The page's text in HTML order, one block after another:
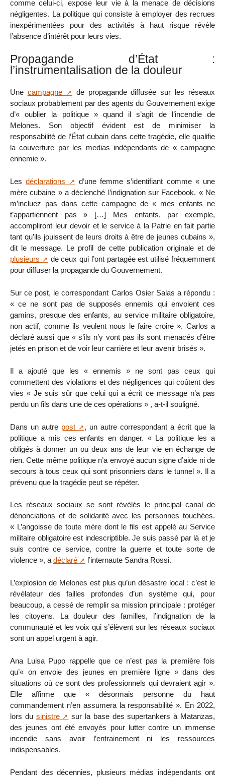
comme celui-ci, expose leur vie à la menace de décisions
négligentes. La politique qui consiste à employer des recrues
inexpérimentées pour des activités à haut risque révèle
l’absence d’intérêt pour leurs vies.
Propagande d’État :
l’instrumentalisation de la douleur
Une campagne
de propagande diffusée sur les réseaux
sociaux probablement par des agents du Gouvernement exige
d’« oublier la politique » quand il s’agit de l’incendie de
Melones. Son objectif évident est de minimiser la
responsabilité de l’État cubain dans cette tragédie, elle qualifie
la couverture par les medias indépendants de « campagne
ennemie ».
Lesdéclarations
d’une femme s’identifiant comme « une
mère cubaine » a déclenché l’indignation sur Facebook. « Ne
m’incluez pas dans cette campagne de « mes enfants ne
t’appartiennent pas » […] Mes enfants, par exemple,
accompliront leur devoir et le service à la Patrie en fait partie
tant qu’ils jouissent de leurs droits à être de jeunes cubains »,
dit le message. Le profil de cette publication originale et de
plusieurs
de ceux qui l’ont partagée est utilisé fréquemment
pour diffuser la propagande du Gouvernement.
Sur ce post, le correspondant Carlos Osier Salas a répondu :
« ce ne sont pas de supposés ennemis qui envoient ces
gamins, presque des enfants, au service militaire obligatoire,
non actif, comme ils veulent nous le faire croire ». Carlos a
déclaré aussi que « s’ils n’y vont pas ils sont menacés d’être
jetés en prison et de voir leur carrière et leur avenir brisés ».
Il a ajouté que les « ennemis » ne sont pas ceux qui
commettent des violations et des négligences qui coûtent des
vies « Je suis sûr que celui qui a écrit ce message n’a pas
perdu un fils dans une de ces opérations » , a-t-il souligné.
Dans un autre post
, un autre correspondant a écrit que la
politique a mis ces enfants en danger. « La politique les a
obligés à donner un ou deux ans de leur vie en échange de
rien. Cette même politique n’a envoyé aucun signe d’aide ni de
secours à tous ceux qui sont prisonniers dans le tunnel ». Il a
prévenu que la tragédie peut se répéter.
Les réseaux sociaux se sont révélés le principal canal de
dénonciations et de solidarité avec les personnes touchées.
« L’angoisse de toute mère dont le fils est appelé au Service
militaire obligatoire est indescriptible. Je suis passé par là et je
suis contre ce service, contre la guerre et toute sorte de
violence », adéclaré l’internaute Sandra Rossi.
L’explosion de Melones est plus qu’un désastre local : c’est le
révélateur des failles profondes d’un système qui, pour
beaucoup, a cessé de remplir sa mission principale : protéger
les citoyens. La douleur des familles, l’indignation de la
communauté et les voix qui s’élèvent sur les réseaux sociaux
sont un appel urgent à agir.
Ana Luisa Pupo rappelle que ce n’est pas la première fois
qu’« on envoie des jeunes en première ligne » dans des
situations où ce sont des professionnels qui devraient agir ».
Elle affirme que « désormais personne du haut
commandement n’en assumera la responsabilité ». En 2022,
lors du sinistre
sur la base des supertankers à Matanzas,
des jeunes ont été envoyés pour lutter contre un immense
incendie sans avoir l’entrainement ni les ressources
indispensables.
Pendant des décennies, plusieurs médias indépendants ont